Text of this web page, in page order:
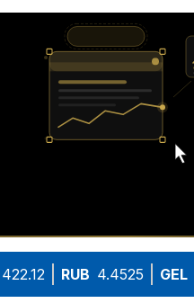
422.12 RUB 4.4525 GEL